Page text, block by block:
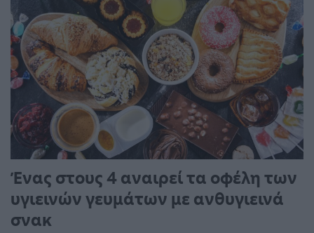
Ένας στους 4 αναιρεί τα οφέλη των
υγιεινών γευμάτων με ανθυγιεινά
σνακ